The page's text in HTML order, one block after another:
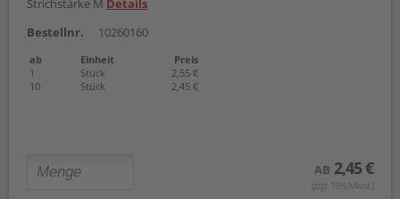
Strichstärke M Details
Bestellnr.
10260160
ab Einheit
Preis
1
Stück
2,55 €
10
Stück 2,45 €
AB 2,45 €
(zzgl. 19% Mwst.)